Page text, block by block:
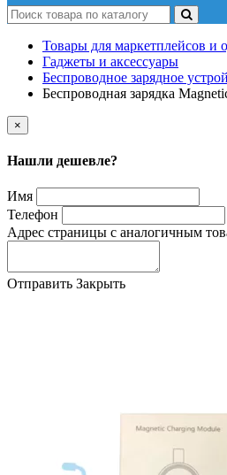
Товары для маркетплейсов и
Гаджеты и аксессуары
Беспроводное зарядное
Беспроводная зарядка
×
Нашли дешевле?
Имя
Телефон
Адрес страницы с аналогичным
Отправить Закрыть